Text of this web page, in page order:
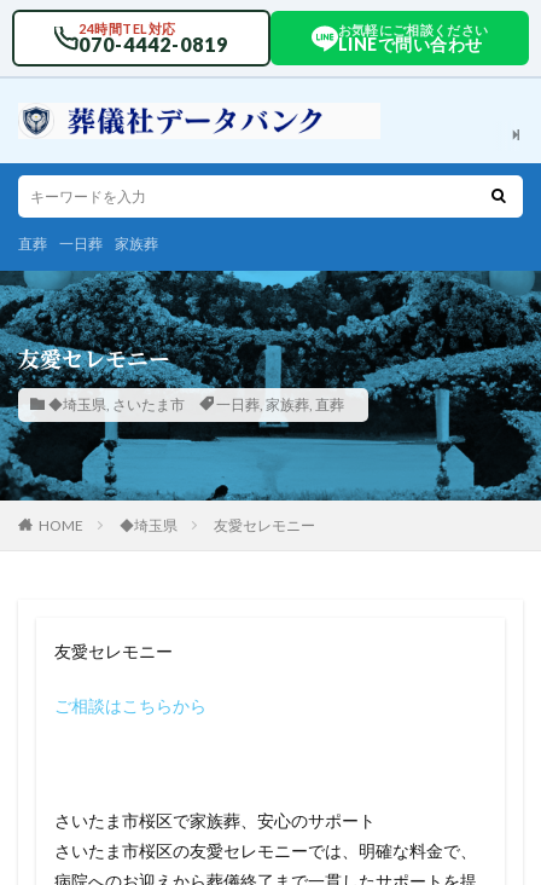
24時間TEL対応
070-4442-0819
お気軽にご相談ください
LINEで問い合わせ
直葬 一日葬 家族葬
友愛セレモニー
◆埼玉県, さいたま市 一日葬, 家族葬, 直葬
HOME ◆埼玉県 友愛セレモニー
友愛セレモニー
ご相談はこちらから
さいたま市桜区で家族葬、安心のサポート
さいたま市桜区の友愛セレモニーでは、明確な料金で、
病院へのお迎えから葬儀終了まで一貫したサポートを提